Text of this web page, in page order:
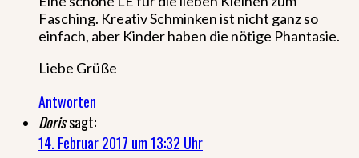
Fasching. Kreativ Schminken ist nicht ganz so
einfach, aber Kinder haben die nötige Phantasie.
Liebe Grüße
Antworten
Dorissagt:
14. Februar 2017 um 13:32 Uhr